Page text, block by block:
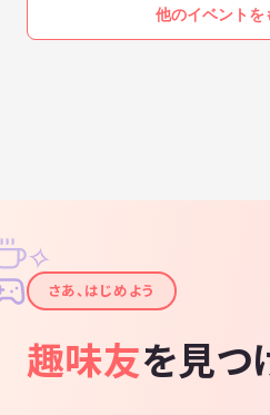
他のイベントを
✦
✧
さあ、はじめよう
趣味友を見つ